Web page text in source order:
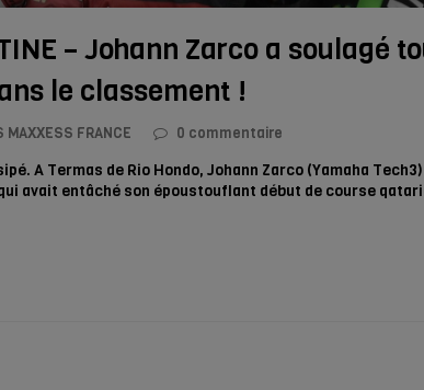
– Johann Zarco a soulagé
le classement !
MAXXESS FRANCE 0 commentaire
A Termas de Rio Hondo, Johann Zarco (Yamaha
avait entâché son époustouflant début de course